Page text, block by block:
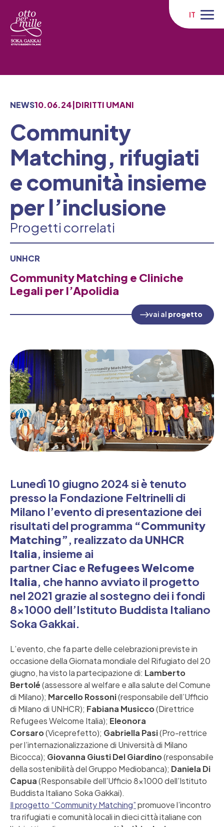
content
IT
NEWS10.06.24 DIRITTI UMANI
Community
Matching, rifugiati
e comunità insieme
per l’inclusione
Progetti correlati
UNHCR
Community Matching e Cliniche
Legali per l’Apolidia
vai al progetto
Lunedì 10 giugno 2024 si è tenuto
presso la Fondazione Feltrinelli di
Milano l’evento di presentazione dei
risultati del programma “Community
Matching”, realizzato da UNHCR
Italia, insieme ai
partnerCiace Refugees Welcome
Italia, che hanno avviato il progetto
nel 2021 grazie al sostegno dei i fondi
8×1000 dell’Istituto Buddista Italiano
Soka Gakkai.
L’evento, che fa parte delle celebrazioni previste in
occasione della Giornata mondiale del Rifugiato del 20
giugno, ha visto la partecipazione di: Lamberto
Bertolé(assessore al welfare e alla salute del Comune
di Milano); Marcello Rossoni(responsabile dell’Ufficio
di Milano di UNHCR); Fabiana Musicco(Direttrice
Refugees Welcome Italia); Eleonora
Corsaro(Viceprefetto); Gabriella Pasi(Pro-rettrice
per l’internazionalizzazione di Università di Milano
Bicocca); Giovanna Giusti Del Giardino(responsabile
della sostenibilità del Gruppo Mediobanca); Daniela Di
Capua(Responsabile dell’Ufficio 8×1000 dell’Istituto
Buddista Italiano Soka Gakkai).
Il progetto “Community Matching”promuove l’incontro
tra rifugiati e comunità locali in dieci città italiane con